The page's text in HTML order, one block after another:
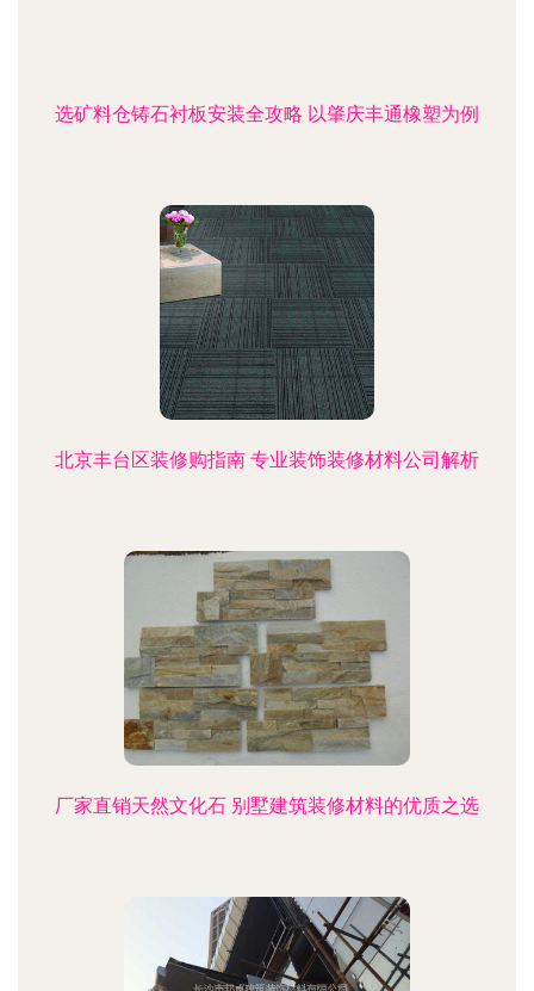
选矿料仓铸石衬板安装全攻略 以肇庆丰通橡塑为例
北京丰台区装修购指南 专业装饰装修材料公司解析
厂家直销天然文化石 别墅建筑装修材料的优质之选